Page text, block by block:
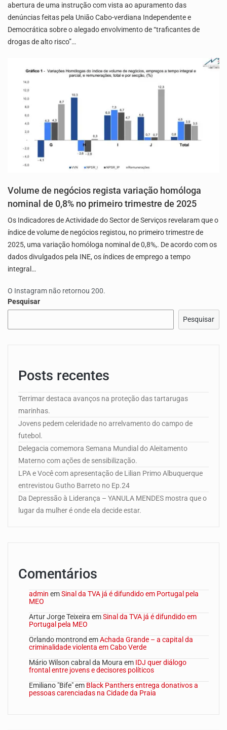
abertura de uma instrução com vista ao apuramento das
denúncias feitas pela União Cabo-verdiana Independente e
Democrática sobre o alegado envolvimento de “traficantes de
drogas de alto risco”…
Volume de negócios regista variação homóloga
nominal de 0,8% no primeiro trimestre de 2025
Os Indicadores de Actividade do Sector de Serviços revelaram que o
índice de volume de negócios registou, no primeiro trimestre de
2025, uma variação homóloga nominal de 0,8%,. De acordo com os
dados divulgados pela INE, os índices de emprego a tempo
integral…
O Instagram não retornou 200.
Pesquisar
Pesquisar
Posts recentes
Terrimar destaca avanços na proteção das tartarugas
marinhas.
Jovens pedem celeridade no arrelvamento do campo de
futebol.
Delegacia comemora Semana Mundial do Aleitamento
Materno com ações de sensibilização.
LPA e Você com apresentação de Lilian Primo Albuquerque
entrevistou Gutho Barreto no Ep.24
Da Depressão à Liderança – YANULA MENDES mostra que o
lugar da mulher é onde ela decide estar.
Comentários
admin emSinal da TVA já é difundido em Portugal pela
MEO
Artur Jorge Teixeira emSinal da TVA já é difundido em
Portugal pela MEO
Orlando montrond emAchada Grande – a capital da
criminalidade violenta em Cabo Verde
Mário Wilson cabral da Moura em IDJ quer diálogo
frontal entre jovens e decisores políticos
Emiliano "Bife"em Black Panthers entrega donativos a
pessoas carenciadas na Cidade da Praia